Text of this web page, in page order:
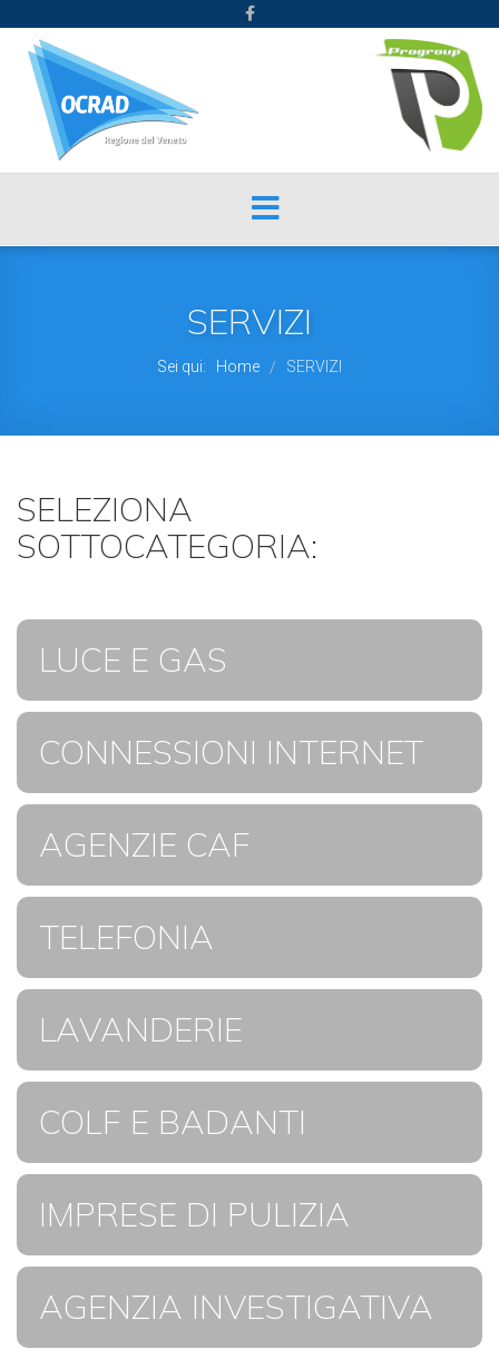
SERVIZI
Sei qui: Home / SERVIZI
SELEZIONA
SOTTOCATEGORIA:
LUCE E GAS
CONNESSIONI INTERNET
AGENZIE CAF
TELEFONIA
LAVANDERIE
COLF E BADANTI
IMPRESE DI PULIZIA
AGENZIA INVESTIGATIVA